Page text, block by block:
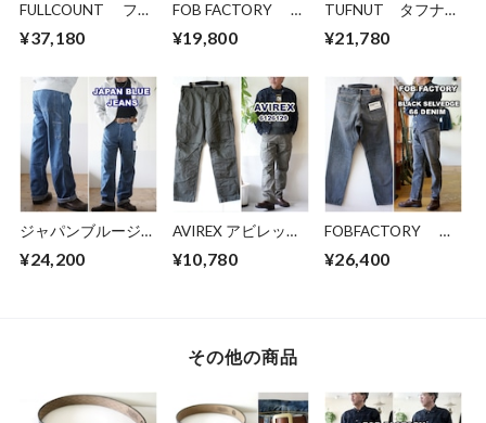
FULLCOUNT フル
カウント ブラック
ジーンズ デニム
"1101BK" Straight
Black Denim ストレ
ート ブラック デニ
ム セルビッチ セル
ビッジ
¥37,180
FOB FACTORY エ
フオービーファクト
リー ビッグチノパ
0546
¥19,800
TUFNUT タフナッ
ツ コットンツイ
ル ダブルニーワー
COTTON TWILL
DOUBLE KNEE
WORK PANTS
¥21,780
ジャパンブルージー
ンズ
JAPANBLUEJEANS
¥24,200
AVIREX アビレック
ス アヴィレック
ス ファティーグ
¥10,780
FOBFACTORY エ
フオービーファクト
リー ブラックジ
¥26,400
その他の商品